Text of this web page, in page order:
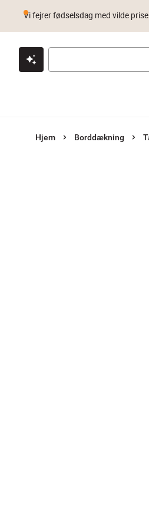
Klik & hent Byt i 1 år Prismatch
Vi fejrer fødselsdag med vilde
Hjem Borddækning